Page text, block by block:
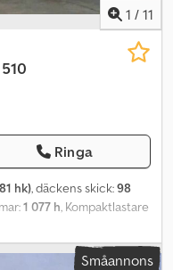
1 / 11
Ringa
hk), däckens skick:98
1 077 h, Kompaktlastare
tjänstevikt: ca 2 365
V 2203 – 48,82 hk / 35,90
Småannons